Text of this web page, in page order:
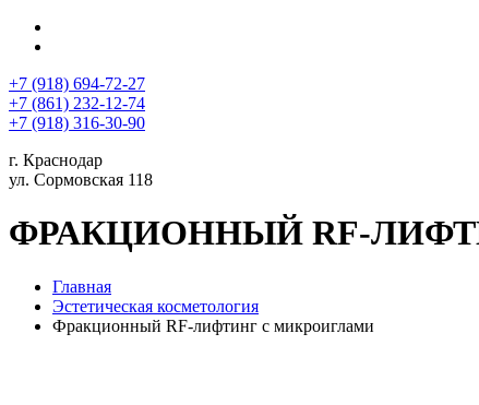
+7 (918) 694-72-27
+7 (861) 232-12-74
+7 (918) 316-30-90
г. Краснодар
ул. Сормовская 118
ФРАКЦИОННЫЙ RF-
Главная
Эстетическая косметология
Фракционный RF-лифтинг с микроиглами